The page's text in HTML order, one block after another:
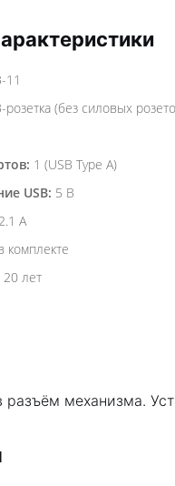
11
розетка (без силовых
1 (USB Type A)
USB: 5 В
А
комплекте
лет
разъём механизма.